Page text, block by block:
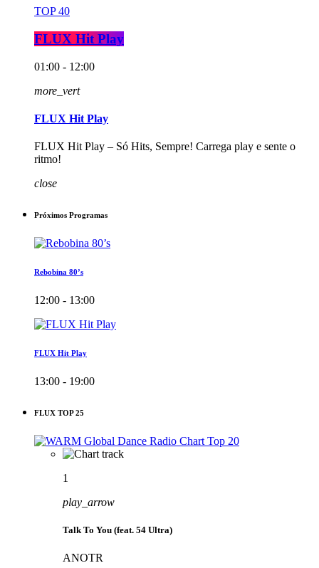
TOP 40
FLUX Hit Play
01:00 - 12:00
more_vert
FLUX Hit Play
FLUX Hit Play – Só Hits, Sempre! Carrega play e sente o
ritmo!
close
Próximos Programas
Rebobina 80’s
12:00 - 13:00
FLUX Hit Play
13:00 - 19:00
FLUX TOP 25
1
play_arrow
Talk To You (feat. 54 Ultra)
ANOTR